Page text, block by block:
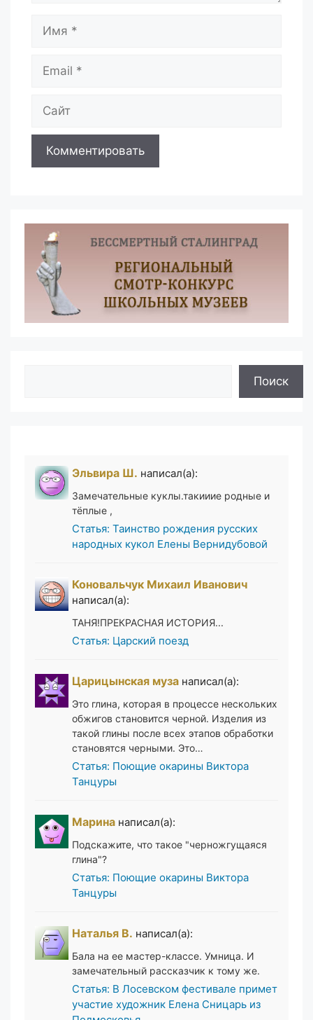
Поиск
Эльвира Ш. написал(а):
Замечательные куклы.такииие родные и
тёплые ,
Статья: Таинство рождения русских
народных кукол Елены Вернидубовой
Коновальчук Михаил Иванович
написал(а):
ТАНЯ!ПРЕКРАСНАЯ ИСТОРИЯ...
Статья: Царский поезд
Царицынская муза написал(а):
Это глина, которая в процессе нескольких
обжигов становится черной. Изделия из
такой глины после всех этапов обработки
становятся черными. Это…
Статья: Поющие окарины Виктора
Танцуры
Марина написал(а):
Подскажите, что такое "черножгущаяся
глина"?
Статья: Поющие окарины Виктора
Танцуры
Наталья В. написал(а):
Бала на ее мастер-классе. Умница. И
замечательный рассказчик к тому же.
Статья: В Лосевском фестивале примет
участие художник Елена Сницарь из